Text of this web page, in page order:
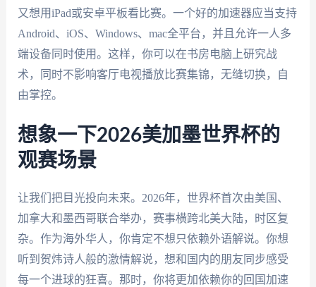
又想用iPad或安卓平板看比赛。一个好的加速器应当支持
Android、iOS、Windows、mac全平台，并且允许一人多
端设备同时使用。这样，你可以在书房电脑上研究战
术，同时不影响客厅电视播放比赛集锦，无缝切换，自
由掌控。
想象一下2026美加墨世界杯的
观赛场景
让我们把目光投向未来。2026年，世界杯首次由美国、
加拿大和墨西哥联合举办，赛事横跨北美大陆，时区复
杂。作为海外华人，你肯定不想只依赖外语解说。你想
听到贺炜诗人般的激情解说，想和国内的朋友同步感受
每一个进球的狂喜。那时，你将更加依赖你的回国加速